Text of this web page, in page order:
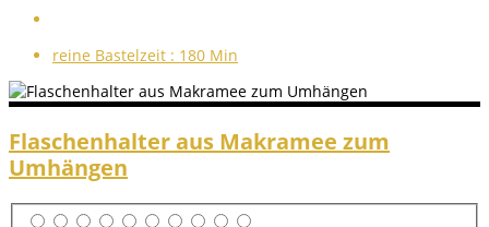
reine Bastelzeit : 180 Min
Flaschenhalter aus Makramee zum
Umhängen